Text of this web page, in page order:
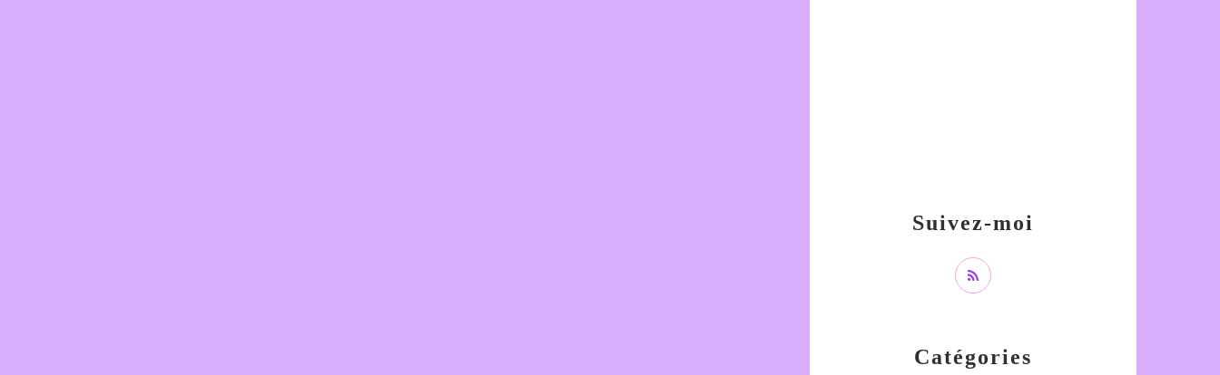
Catégories
Suivez-moi